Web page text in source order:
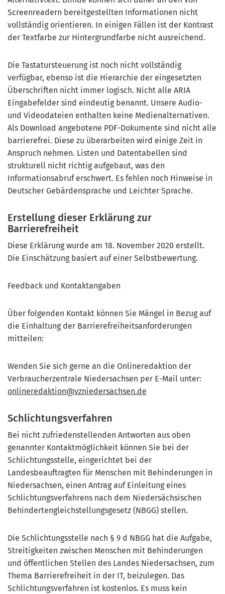
Screenreadern bereitgestellten Informationen nicht
vollständig orientieren. In einigen Fällen ist der Kontrast
der Textfarbe zur Hintergrundfarbe nicht ausreichend.
Die Tastatursteuerung ist noch nicht vollständig
verfügbar, ebenso ist die Hierarchie der eingesetzten
Überschriften nicht immer logisch. Nicht alle ARIA
Eingabefelder sind eindeutig benannt. Unsere Audio-
und Videodateien enthalten keine Medienalternativen.
Als Download angebotene PDF-Dokumente sind nicht alle
barrierefrei. Diese zu überarbeiten wird einige Zeit in
Anspruch nehmen. Listen und Datentabellen sind
strukturell nicht richtig aufgebaut, was den
Informationsabruf erschwert. Es fehlen noch Hinweise in
Deutscher Gebärdensprache und Leichter Sprache.
Erstellung dieser Erklärung zur
Barrierefreiheit
Diese Erklärung wurde am 18. November 2020 erstellt.
Die Einschätzung basiert auf einer Selbstbewertung.
Feedback und Kontaktangaben
Über folgenden Kontakt können Sie Mängel in Bezug auf
die Einhaltung der Barrierefreiheitsanforderungen
mitteilen:
Wenden Sie sich gerne an die Onlineredaktion der
Verbraucherzentrale Niedersachsen per E-Mail unter:
onlineredaktion@vzniedersachsen.de
Schlichtungsverfahren
Bei nicht zufriedenstellenden Antworten aus oben
genannter Kontaktmöglichkeit können Sie bei der
Schlichtungsstelle, eingerichtet bei der
Landesbeauftragten für Menschen mit Behinderungen in
Niedersachsen, einen Antrag auf Einleitung eines
Schlichtungsverfahrens nach dem Niedersächsischen
Behindertengleichstellungsgesetz (NBGG) stellen.
Die Schlichtungsstelle nach § 9 d NBGG hat die Aufgabe,
Streitigkeiten zwischen Menschen mit Behinderungen
und öffentlichen Stellen des Landes Niedersachsen, zum
Thema Barrierefreiheit in der IT, beizulegen. Das
Schlichtungsverfahren ist kostenlos. Es muss kein